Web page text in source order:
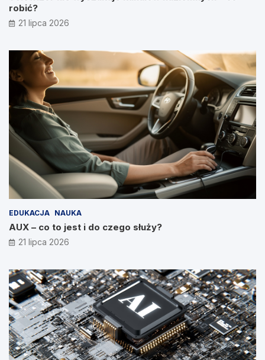
robić?
21 lipca 2026
EDUKACJA NAUKA
AUX – co to jest i do czego służy?
21 lipca 2026